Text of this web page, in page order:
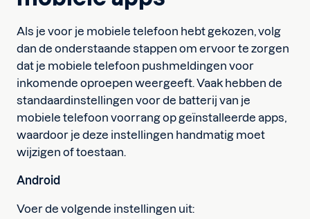
Als je voor je mobiele telefoon hebt gekozen, volg
dan de onderstaande stappen om ervoor te zorgen
dat je mobiele telefoon pushmeldingen voor
inkomende oproepen weergeeft. Vaak hebben de
standaardinstellingen voor de batterij van je
mobiele telefoon voorrang op geïnstalleerde apps,
waardoor je deze instellingen handmatig moet
wijzigen of toestaan.
Android
Voer de volgende instellingen uit: